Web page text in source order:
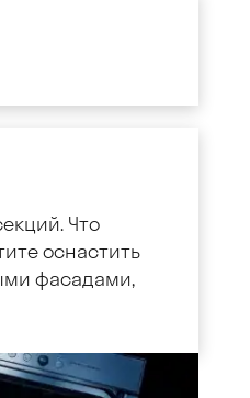
Что
оснастить
фасадами,